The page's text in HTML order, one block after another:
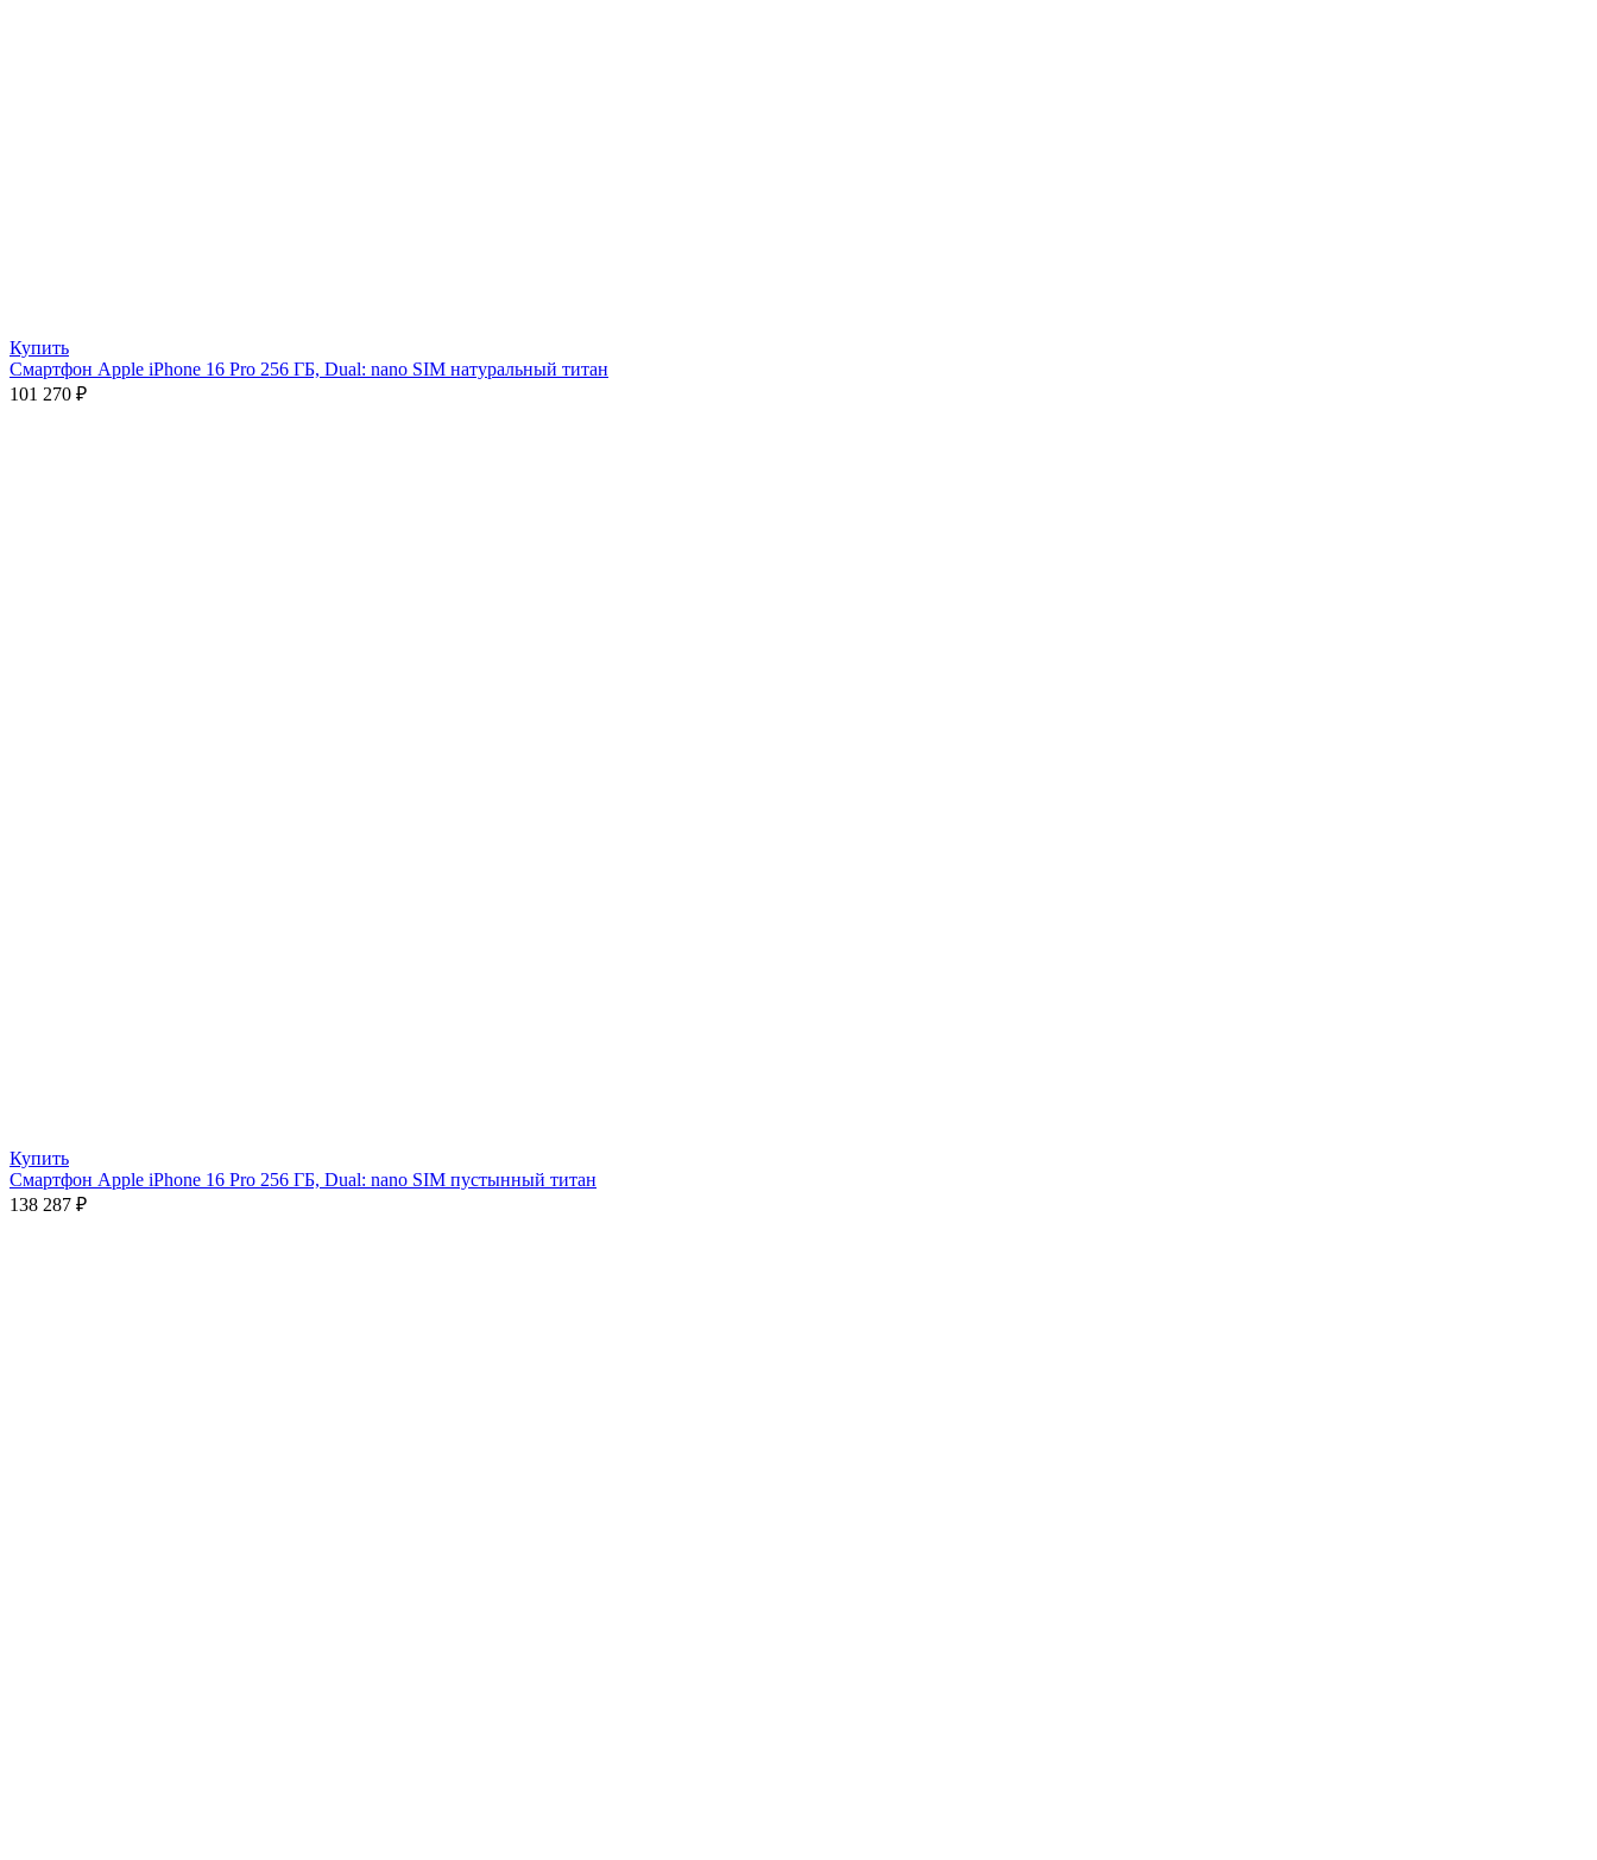
Купить
Смартфон Apple iPhone 16 Pro 256 ГБ, Dual: nano SIM натуральный титан
101 270 ₽
Купить
Смартфон Apple iPhone 16 Pro 256 ГБ, Dual: nano SIM пустынный титан
138 287 ₽